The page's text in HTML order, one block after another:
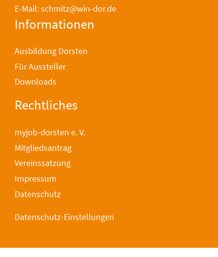
E-Mail: schmitz@win-dor.de
Informationen
Ausbildung Dorsten
Für Aussteller
Downloads
Rechtliches
myjob-dorsten e. V.
Mitgliedsantrag
Vereinssatzung
Impressum
Datenschutz
Datenschutz-Einstellungen